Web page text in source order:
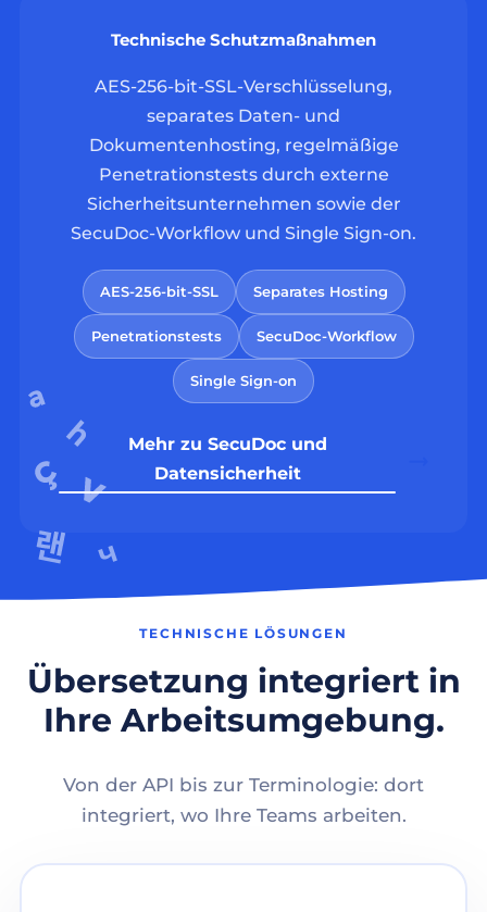
Technische Schutzmaßnahmen
AES-256-bit-SSL-Verschlüsselung,
separates Daten- und
Dokumentenhosting, regelmäßige
Penetrationstests durch externe
Sicherheitsunternehmen sowie der
SecuDoc-Workflow und Single Sign-on.
AES-256-bit-SSL Separates Hosting
Penetrationstests SecuDoc-Workflow
Single Sign-on
Mehr zu SecuDoc und
Datensicherheit
TECHNISCHE LÖSUNGEN
Übersetzung integriert in
Ihre Arbeitsumgebung.
Von der API bis zur Terminologie: dort
integriert, wo Ihre Teams arbeiten.